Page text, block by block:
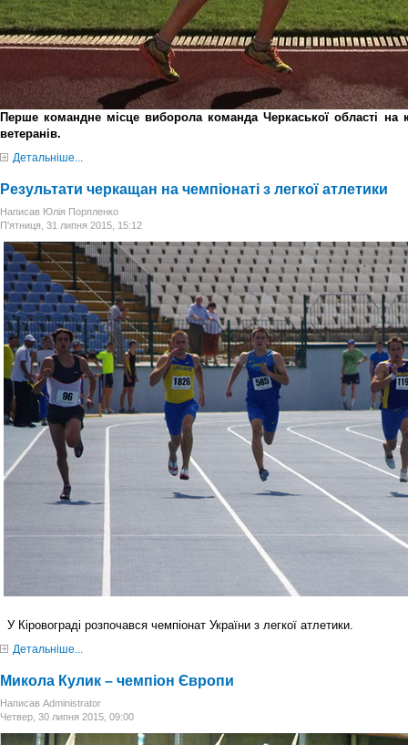
Перше командне місце виборола команда Черкаської області на
ветеранів.
Детальніше...
Результати черкащан на чемпіонаті з легкої атлетики
Написав Юлія Порпленко
П'ятниця, 31 липня 2015, 15:12
У Кіровограді розпочався чемпіонат України з легкої атлетики.
Детальніше...
Микола Кулик – чемпіон Європи
Написав Administrator
Четвер, 30 липня 2015, 09:00